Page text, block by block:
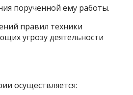
порученной ему работы.
правил техники
угрозу деятельности
осуществляется: